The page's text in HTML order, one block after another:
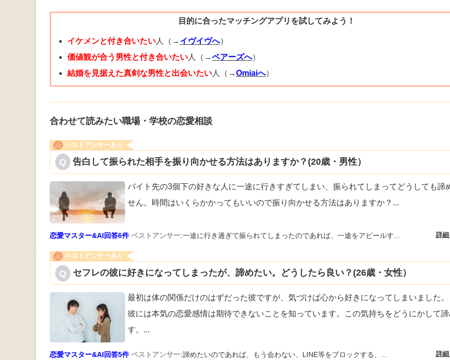
目的に合ったマッチングアプリを試してみよう！
イケメンと付き合いたい人（→ イヴイヴへ）
価値観が合う男性と付き合いたい人（→ペアーズへ）
結婚を見据えた真剣な男性と出会いたい人（→Omiaiへ）
合わせて読みたい職場・学校の恋愛相談
ベストアンサーあり
告白して振られた相手を振り向かせる方法はありますか？(20歳・男性）
バイト先の3個下の好きな人に一途に行きすぎてしまい、振られてしまってどうしても諦
せん。時間はいくらかかってもいいので振り向かせる方法はありますか？ ...
恋愛マスター&AI回答6件 ベストアンサー:一途に行き過ぎて振られてしまったのであれば、一途をアピールす... 詳
ベストアンサーあり
セフレの彼に好きになってしまったが、諦めたい。どうしたら良い？(26歳・女性）
最初は体の関係だけのはずだった彼ですが、気づけば心から好きになってしまいました
彼には本気の恋愛感情は期待できないことを知っています。この気持ちをどうにかして
す。 ...
恋愛マスター&AI回答5件 ベストアンサー:諦めたいのであれば、もう会わない、LINE等をブロックする、... 詳